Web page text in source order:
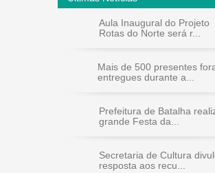
Aula Inaugural do Projeto
Rotas do Norte será r...
Mais de 500 presentes
entregues durante a...
Prefeitura de Batalha
grande Festa da...
Secretaria de Cultura
resposta aos recu...